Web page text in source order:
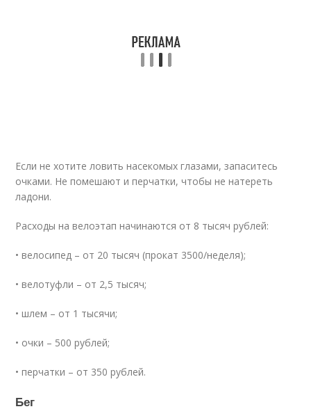
Если не хотите ловить насекомых глазами, запаситесь
очками. Не помешают и перчатки, чтобы не натереть
ладони.
Расходы на велоэтап начинаются от 8 тысяч рублей:
• велосипед – от 20 тысяч (прокат 3500/неделя);
• велотуфли – от 2,5 тысяч;
• шлем – от 1 тысячи;
• очки – 500 рублей;
• перчатки – от 350 рублей.
Бег